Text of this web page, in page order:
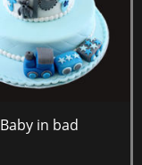
Baby in bad